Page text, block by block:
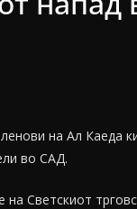
на Ал Каеда
во САД.
на Светскиот